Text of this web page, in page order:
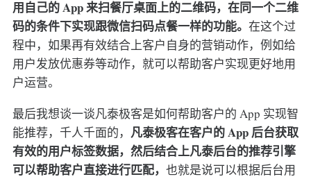
用自己的 App 来扫餐厅桌面上的二维码，在同一个二维
码的条件下实现跟微信扫码点餐一样的功能。 在这个过
程中，如果再有效结合上客户自身的营销动作，例如给
用户发放优惠券等动作，就可以帮助客户实现更好地用
户运营。
最后我想谈一谈凡泰极客是如何帮助客户的 App 实现智
能推荐，千人千面的， 凡泰极客在客户的 App 后台获取
有效的用户标签数据，然后结合上凡泰后台的推荐引擎
可以帮助客户直接进行匹配， 也就是说可以根据后台用